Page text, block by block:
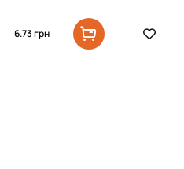
6.73грн